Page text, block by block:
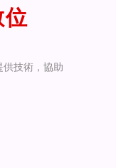
技術，協助